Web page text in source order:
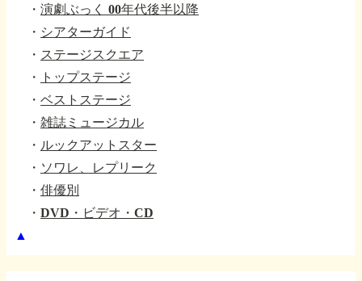
・ 演劇ぶっく 00年代後半以降
・ シアターガイド
・ ステージスクエア
・
トップステージ
・ ベストステージ
・ 雑誌ミュージカル
・ ルックアットスター
・ ソワレ、レプリーク
・ 俳優別
・ DVD・ビデオ・CD
▲